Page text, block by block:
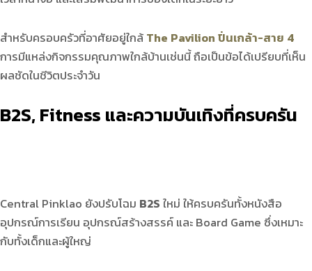
สำหรับครอบครัวที่อาศัยอยู่ใกล้ The Pavilion ปิ่นเกล้า-สาย 4
การมีแหล่งกิจกรรมคุณภาพใกล้บ้านเช่นนี้ ถือเป็นข้อได้เปรียบที่เห็น
ผลชัดในชีวิตประจำวัน
B2S, Fitness และความบันเทิงที่ครบครัน
Central Pinklao ยังปรับโฉม B2S ใหม่ ให้ครบครันทั้งหนังสือ
อุปกรณ์การเรียน อุปกรณ์สร้างสรรค์ และ Board Game ซึ่งเหมาะ
กับทั้งเด็กและผู้ใหญ่